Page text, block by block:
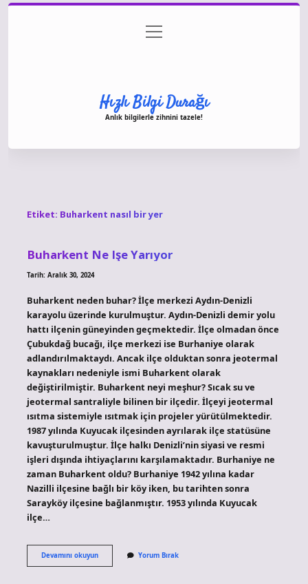
Gizlilik Politikası
menüyü
aç
Hızlı Bilgi Durağı
Anlık bilgilerle zihnini tazele!
Etiket: Buharkent nasıl bir yer
Buharkent Ne Işe Yarıyor
Tarih: Aralık 30, 2024
Buharkent neden buhar? İlçe merkezi Aydın-Denizli
karayolu üzerinde kurulmuştur. Aydın-Denizli demir yolu
hattı ilçenin güneyinden geçmektedir. İlçe olmadan önce
Çubukdağ bucağı, ilçe merkezi ise Burhaniye olarak
adlandırılmaktaydı. Ancak ilçe olduktan sonra jeotermal
kaynakları nedeniyle ismi Buharkent olarak
değiştirilmiştir. Buharkent neyi meşhur? Sıcak su ve
jeotermal santraliyle bilinen bir ilçedir. İlçeyi jeotermal
ısıtma sistemiyle ısıtmak için projeler yürütülmektedir.
1987 yılında Kuyucak ilçesinden ayrılarak ilçe statüsüne
kavuşturulmuştur. İlçe halkı Denizli’nin siyasi ve resmi
işleri dışında ihtiyaçlarını karşılamaktadır. Burhaniye ne
zaman Buharkent oldu? Burhaniye 1942 yılına kadar
Nazilli ilçesine bağlı bir köy iken, bu tarihten sonra
Sarayköy ilçesine bağlanmıştır. 1953 yılında Kuyucak
ilçe…
Devamını okuyunBuharkent
Ne
Yorum Bırak